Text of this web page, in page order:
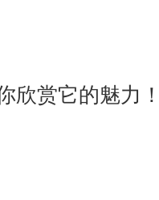
欣赏它的魅力